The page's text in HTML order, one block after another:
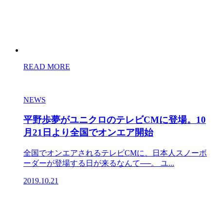
READ MORE
NEWS
平野歩夢がユニクロのテレビCMに登場。10
月21日より全国でオンエア開始
全国でオンエアされるテレビCMに、日本人スノーボ
ーダーが登場する日が来るなんて──。 ユ...
2019.10.21